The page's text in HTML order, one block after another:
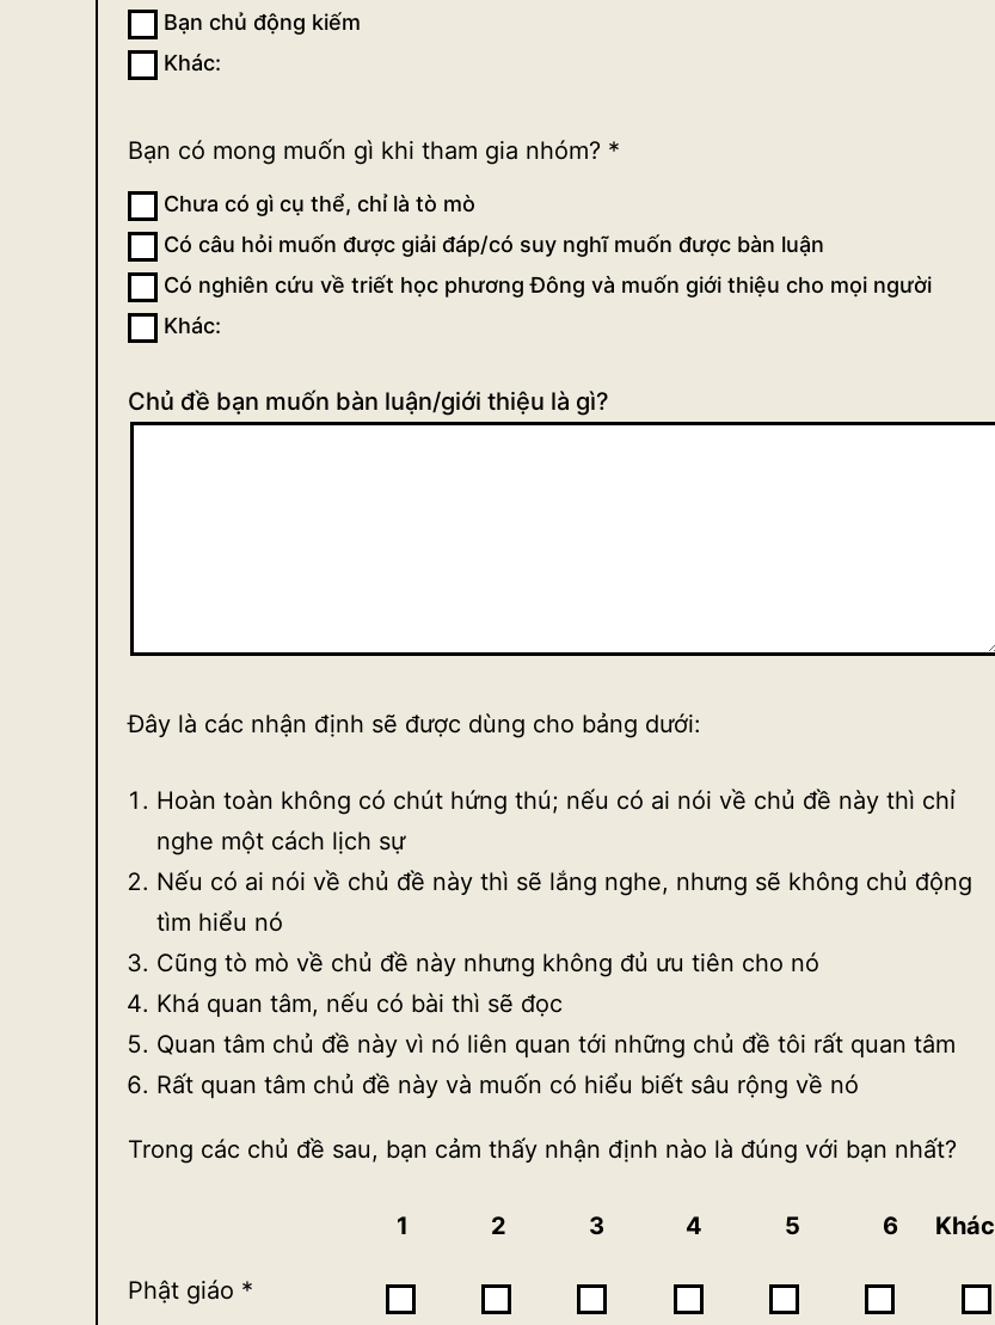
Bạn chủ động kiếm
Khác:
Bạn có mong muốn gì khi tham gia nhóm? *
Chưa có gì cụ thể, chỉ là tò mò
Có câu hỏi muốn được giải đáp/có suy nghĩ muốn được bàn luận
Có nghiên cứu về triết học phương Đông và muốn giới thiệu cho mọi người
Khác:
Chủ đề bạn muốn bàn luận/giới thiệu là gì?
Đây là các nhận định sẽ được dùng cho bảng dưới:
Hoàn toàn không có chút hứng thú; nếu có ai nói về chủ đề này thì chỉ
nghe một cách lịch sự
Nếu có ai nói về chủ đề này thì sẽ lắng nghe, nhưng sẽ không chủ động
tìm hiểu nó
Cũng tò mò về chủ đề này nhưng không đủ ưu tiên cho nó
Khá quan tâm, nếu có bài thì sẽ đọc
Quan tâm chủ đề này vì nó liên quan tới những chủ đề tôi rất quan tâm
Rất quan tâm chủ đề này và muốn có hiểu biết sâu rộng về nó
Trong các chủ đề sau, bạn cảm thấy nhận định nào là đúng với bạn nhất?
1 2 3 4 5 6 Khác
Phật giáo *